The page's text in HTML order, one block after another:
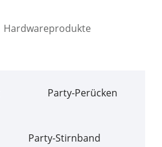
Hardwareprodukte
Party-Perücken
Party-Stirnband